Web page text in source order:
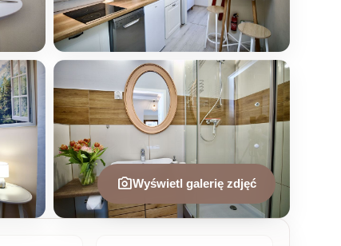
photo_cameraWyświetl galerię zdjęć